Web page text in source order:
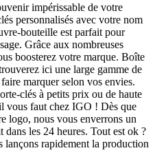
impérissable de votre
personnalisés avec votre nom
bouteille est parfait pour
Grâce aux nombreuses
boosterez votre marque. Boîte
ici une large gamme de
marquer selon vos envies.
clés à petits prix ou de haute
vous faut chez IGO ! Dès que
logo, nous vous enverrons un
les 24 heures. Tout est ok ?
rapidement la production